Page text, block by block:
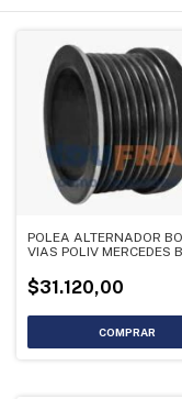
POLEA ALTERNADOR
VIAS POLIV MERCEDES
E57.5
$31.120,00